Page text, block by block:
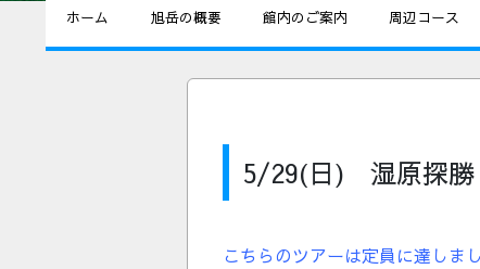
ホーム 旭岳の概要 館内のご案内 周辺コース
5/29(日) 湿原探
こちらのツアーは定員に達しま